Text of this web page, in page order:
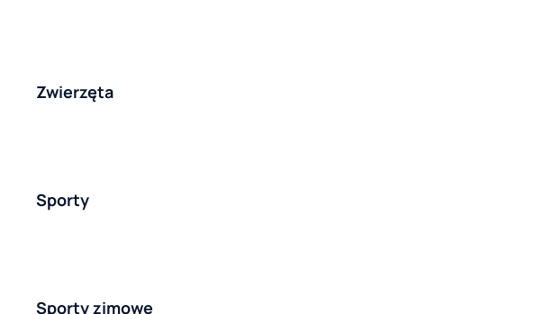
Zwierzęta
Sporty
Sporty zimowe